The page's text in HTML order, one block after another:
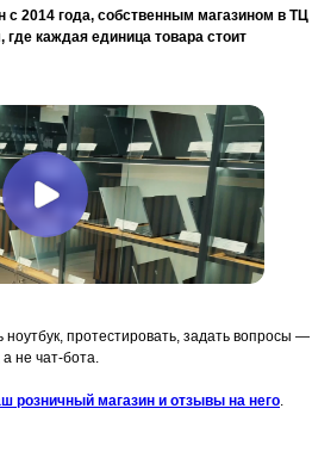
2014 года, собственным магазином в ТЦ
каждая единица товара стоит
протестировать, задать вопросы —
не чат-бота.
розничный магазин и отзывы на него.